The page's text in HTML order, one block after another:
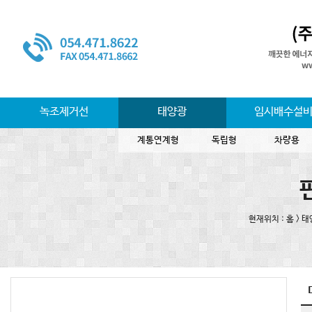
녹조제거선 태양광 임시배수설
계통연계형 독립형 차량용
현재위치 : 홈 > 태